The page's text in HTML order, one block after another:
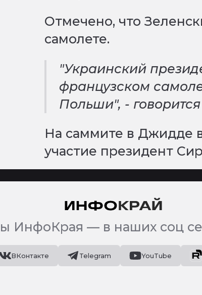
Отмечено, что
самолете.
"Украинский
французском
Польши", -
На саммите в Джидде
участие президент
ИнфоКрая — в наших соц
ВКонтакте Telegram YouTube